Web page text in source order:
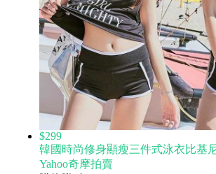
$299
韓國時尚修身顯瘦三件式泳衣比基
Yahoo奇摩拍賣